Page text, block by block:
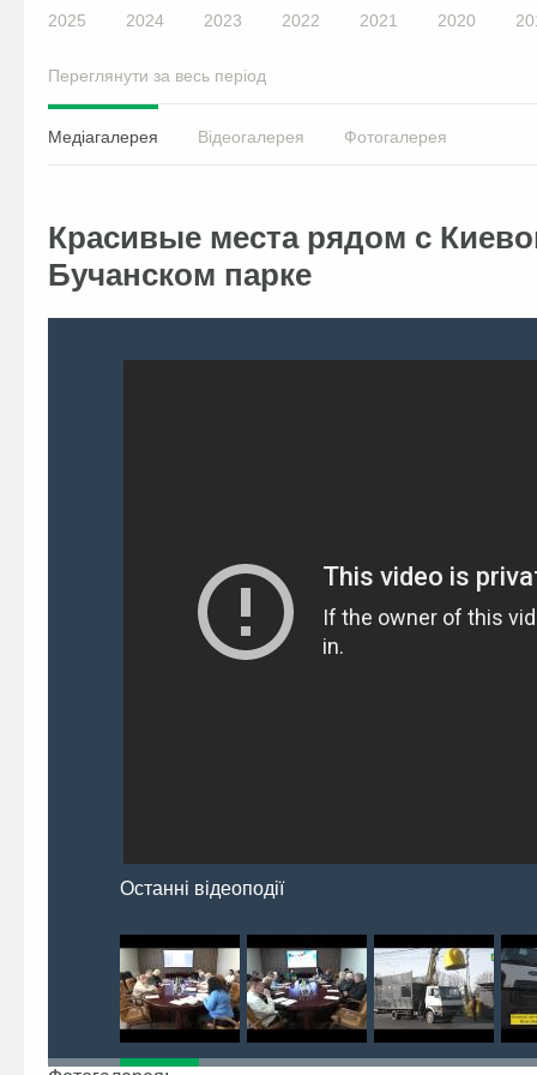
2025 2024 2023 2022 2021 2020
Переглянути за весь період
Медіагалерея Відеогалерея Фотогалерея
Красивые места рядом с
Бучанском парке
Останні відеоподії